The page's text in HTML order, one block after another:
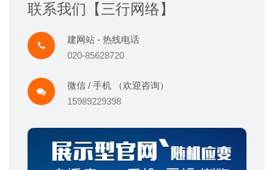
联系我们【三行网络】
建网站 - 热线电话
020-85628720
微信 / 手机 （欢迎咨询）
15989229398